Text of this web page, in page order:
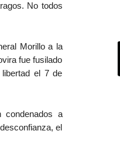
No todos
Morillo a la
fue fusilado
el 7 de
condenados a
el